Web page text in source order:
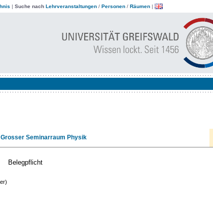
| Suche nach Lehrveranstaltungen / Personen / Räumen |
Seminarraum Physik
Belegpflicht